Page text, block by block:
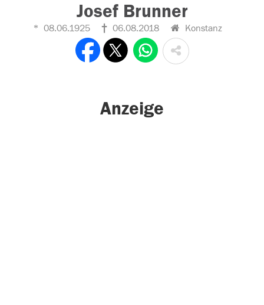
Josef Brunner
08.06.1925 06.08.2018 Konstanz
Anzeige